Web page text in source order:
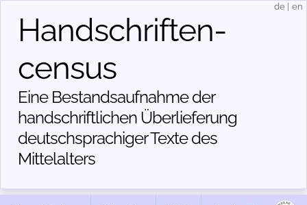
Handschriften­
census
Eine Bestandsaufnahme der
handschriftlichen Über­lieferung
deutschsprachiger Texte des
Mittelalters
de en